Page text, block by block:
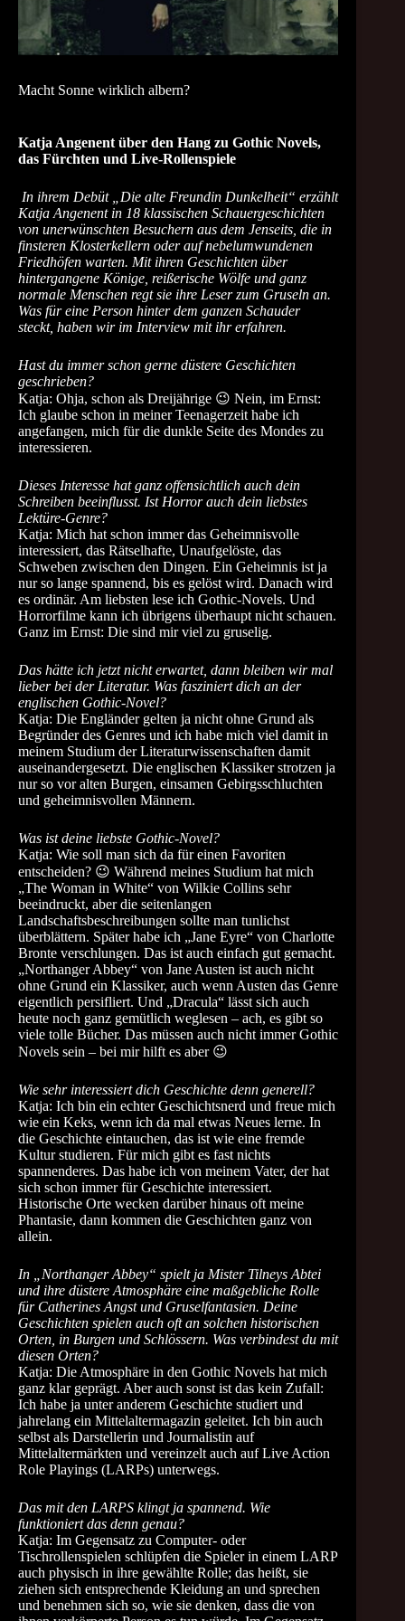
Macht Sonne wirklich albern?
Katja Angenent über den Hang zu Gothic Novels,
das Fürchten und Live-Rollenspiele
In ihrem Debüt „Die alte Freundin Dunkelheit“ erzählt
Katja Angenent in 18 klassischen Schauergeschichten
von unerwünschten Besuchern aus dem Jenseits, die in
finsteren Klosterkellern oder auf nebelumwundenen
Friedhöfen warten. Mit ihren Geschichten über
hintergangene Könige, reißerische Wölfe und ganz
normale Menschen regt sie ihre Leser zum Gruseln an.
Was für eine Person hinter dem ganzen Schauder
steckt, haben wir im Interview mit ihr erfahren.
Hast du immer schon gerne düstere Geschichten
geschrieben?
Katja: Ohja, schon als Dreijährige 😉 Nein, im Ernst:
Ich glaube schon in meiner Teenagerzeit habe ich
angefangen, mich für die dunkle Seite des Mondes zu
interessieren.
Dieses Interesse hat ganz offensichtlich auch dein
Schreiben beeinflusst. Ist Horror auch dein liebstes
Lektüre-Genre?
Katja: Mich hat schon immer das Geheimnisvolle
interessiert, das Rätselhafte, Unaufgelöste, das
Schweben zwischen den Dingen. Ein Geheimnis ist ja
nur so lange spannend, bis es gelöst wird. Danach wird
es ordinär. Am liebsten lese ich Gothic-Novels. Und
Horrorfilme kann ich übrigens überhaupt nicht schauen.
Ganz im Ernst: Die sind mir viel zu gruselig.
Das hätte ich jetzt nicht erwartet, dann bleiben wir mal
lieber bei der Literatur. Was fasziniert dich an der
englischen Gothic-Novel?
Katja: Die Engländer gelten ja nicht ohne Grund als
Begründer des Genres und ich habe mich viel damit in
meinem Studium der Literaturwissenschaften damit
auseinandergesetzt. Die englischen Klassiker strotzen ja
nur so vor alten Burgen, einsamen Gebirgsschluchten
und geheimnisvollen Männern.
Was ist deine liebste Gothic-Novel?
Katja: Wie soll man sich da für einen Favoriten
entscheiden? 😉 Während meines Studium hat mich
„The Woman in White“ von Wilkie Collins sehr
beeindruckt, aber die seitenlangen
Landschaftsbeschreibungen sollte man tunlichst
überblättern. Später habe ich „Jane Eyre“ von Charlotte
Bronte verschlungen. Das ist auch einfach gut gemacht.
„Northanger Abbey“ von Jane Austen ist auch nicht
ohne Grund ein Klassiker, auch wenn Austen das Genre
eigentlich persifliert. Und „Dracula“ lässt sich auch
heute noch ganz gemütlich weglesen – ach, es gibt so
viele tolle Bücher. Das müssen auch nicht immer Gothic
Novels sein – bei mir hilft es aber 😉
Wie sehr interessiert dich Geschichte denn generell?
Katja: Ich bin ein echter Geschichtsnerd und freue mich
wie ein Keks, wenn ich da mal etwas Neues lerne. In
die Geschichte eintauchen, das ist wie eine fremde
Kultur studieren. Für mich gibt es fast nichts
spannenderes. Das habe ich von meinem Vater, der hat
sich schon immer für Geschichte interessiert.
Historische Orte wecken darüber hinaus oft meine
Phantasie, dann kommen die Geschichten ganz von
allein.
In „Northanger Abbey“ spielt ja Mister Tilneys Abtei
und ihre düstere Atmosphäre eine maßgebliche Rolle
für Catherines Angst und Gruselfantasien. Deine
Geschichten spielen auch oft an solchen historischen
Orten, in Burgen und Schlössern. Was verbindest du mit
diesen Orten?
Katja: Die Atmosphäre in den Gothic Novels hat mich
ganz klar geprägt. Aber auch sonst ist das kein Zufall:
Ich habe ja unter anderem Geschichte studiert und
jahrelang ein Mittelaltermagazin geleitet. Ich bin auch
selbst als Darstellerin und Journalistin auf
Mittelaltermärkten und vereinzelt auch auf Live Action
Role Playings (LARPs) unterwegs.
Das mit den LARPS klingt ja spannend. Wie
funktioniert das denn genau?
Katja: Im Gegensatz zu Computer- oder
Tischrollenspielen schlüpfen die Spieler in einem LARP
auch physisch in ihre gewählte Rolle; das heißt, sie
ziehen sich entsprechende Kleidung an und sprechen
und benehmen sich so, wie sie denken, dass die von